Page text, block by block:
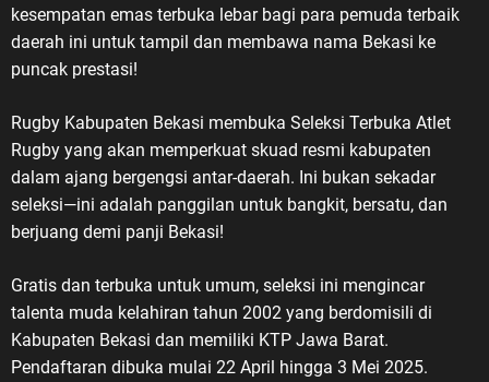
kesempatan emas terbuka lebar bagi para pemuda terbaik
daerah ini untuk tampil dan membawa nama Bekasi ke
puncak prestasi!
Rugby Kabupaten Bekasi membuka Seleksi Terbuka Atlet
Rugby yang akan memperkuat skuad resmi kabupaten
dalam ajang bergengsi antar-daerah. Ini bukan sekadar
seleksi—ini adalah panggilan untuk bangkit, bersatu, dan
berjuang demi panji Bekasi!
Gratis dan terbuka untuk umum, seleksi ini mengincar
talenta muda kelahiran tahun 2002 yang berdomisili di
Kabupaten Bekasi dan memiliki KTP Jawa Barat.
Pendaftaran dibuka mulai 22 April hingga 3 Mei 2025.